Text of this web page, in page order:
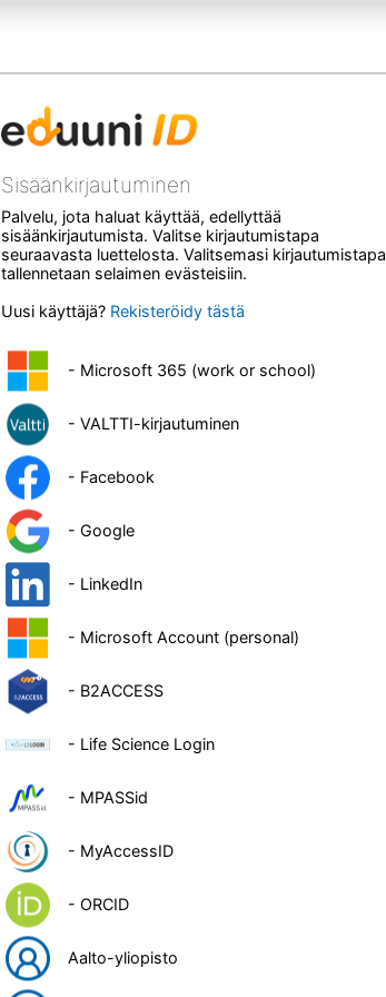
Sisäänkirjautuminen
Palvelu, jota haluat käyttää, edellyttää
sisäänkirjautumista. Valitse kirjautumistapa
seuraavasta luettelosta. Valitsemasi kirjautumistapa
tallennetaan selaimen evästeisiin.
Uusi käyttäjä? Rekisteröidy tästä
- Microsoft 365 (work or school)
- VALTTI-kirjautuminen
- Facebook
- Google
- LinkedIn
- Microsoft Account (personal)
- B2ACCESS
- Life Science Login
- MPASSid
- MyAccessID
- ORCID
Aalto-yliopisto